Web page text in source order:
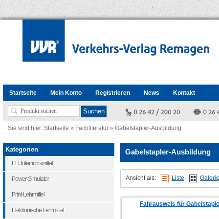
Startseite Mein Konto Registrieren News Kontakt
Sie sind hier: Startseite » Fachliteratur » Gabelstapler-Ausbildung
Gabelstapler-Ausbildung
Ansicht als: Liste Galerie
Fahrausweis für
Kategorien
El. Unterrichtsmittel
Power-Simulator
Print-Lehrmittel
Elektronische Lehrmittel